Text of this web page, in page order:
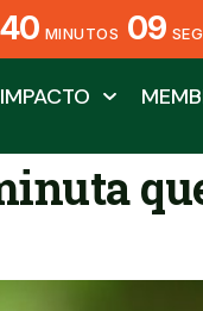
40 MINUTOS 08